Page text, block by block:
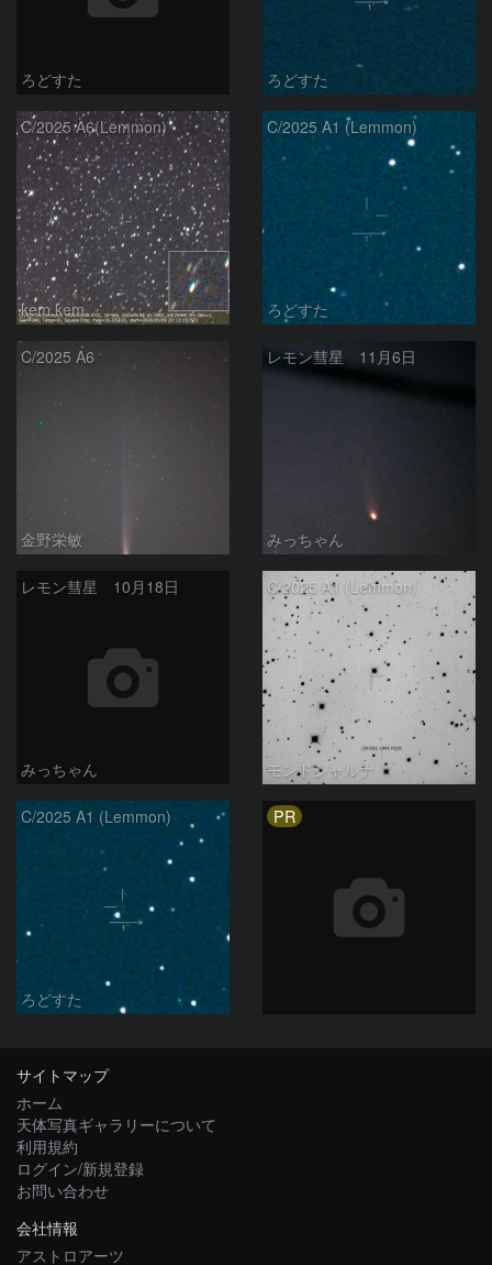
ろどすた ろどすた
C/2025 A6(Lemmon)
kem.kem
C/2025 A1 (Lemmon)
ろどすた
C/2025 A6
金野栄敏
レモン彗星 11月6日
みっちゃん
レモン彗星 10月18日
みっちゃん
C/2025 A1 (Lemmon)
モンドシャルナ
C/2025 A1 (Lemmon)
ろどすた
PR
サイトマップ
ホーム
天体写真ギャラリーについて
利用規約
ログイン/新規登録
お問い合わせ
会社情報
アストロアーツ